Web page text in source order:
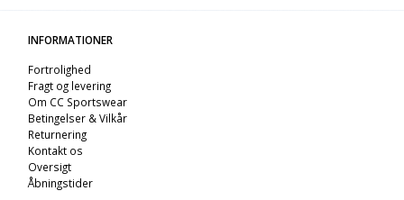
INFORMATIONER
Fortrolighed
Fragt og levering
Om CC Sportswear
Betingelser & Vilkår
Returnering
Kontakt os
Oversigt
Åbningstider